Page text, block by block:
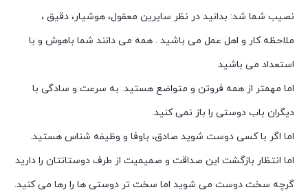
نصیب شما شد: بدانید در نظر سایرین معقول، هوشیار، دقیق ،
ملاحظه کار و اهل عمل می باشید . همه مى دانند شما باهوش و با
استعداد می باشید
اما مهمتر از همه فروتن و متواضع هستید. به سرعت و سادگى با
دیگران باب دوستى را باز نمى کنید.
اما اگر با کسى دوست شوید صادق، باوفا و وظیفه شناس هستید.
اما انتظار بازگشت این صداقت و صمیمیت از طرف دوستانتان را دارید
گرچه سخت دوست مى شوید اما سخت تر دوستى ها را رها مى کنید.